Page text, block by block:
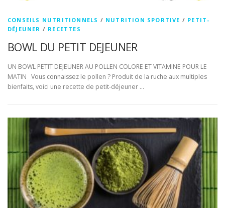
CONSEILS NUTRITIONNELS / NUTRITION SPORTIVE / PETIT-
DÉJEUNER / RECETTES
BOWL DU PETIT DEJEUNER
UN BOWL PETIT DEJEUNER AU POLLEN COLORE ET VITAMINE POUR LE
MATIN Vous connaissez le pollen ? Produit de la ruche aux multiples
bienfaits, voici une recette de petit-déjeuner …